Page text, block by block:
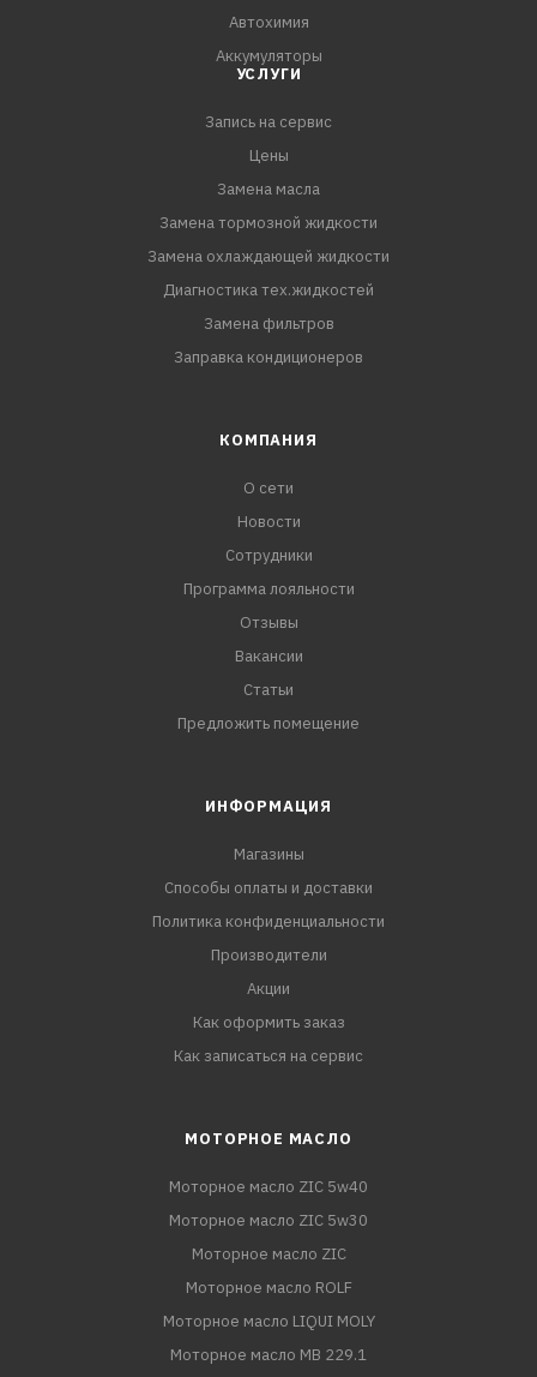
Автохимия
Аккумуляторы
УСЛУГИ
Запись на сервис
Цены
Замена масла
Замена тормозной жидкости
Замена охлаждающей жидкости
Диагностика тех.жидкостей
Замена фильтров
Заправка кондиционеров
КОМПАНИЯ
О сети
Новости
Сотрудники
Программа лояльности
Отзывы
Вакансии
Статьи
Предложить помещение
ИНФОРМАЦИЯ
Магазины
Способы оплаты и доставки
Политика конфиденциальности
Производители
Акции
Как оформить заказ
Как записаться на сервис
МОТОРНОЕ МАСЛО
Моторное масло ZIC 5w40
Моторное масло ZIC 5w30
Моторное масло ZIC
Моторное масло ROLF
Моторное масло LIQUI MOLY
Моторное масло MB 229.1